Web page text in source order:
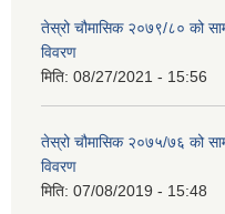
तेस्रो चौमासिक २०७९/८० को
विवरण
मिति: 08/27/2021 - 15:56
तेस्रो चौमासिक २०७५/७६ को
विवरण
मिति: 07/08/2019 - 15:48